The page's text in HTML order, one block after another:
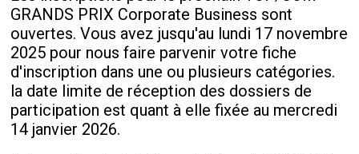
GRANDS PRIX Corporate Business sont
ouvertes. Vous avez jusqu'au lundi 17 novembre
2025 pour nous faire parvenir votre fiche
d'inscription dans une ou plusieurs catégories.
la date limite de réception des dossiers de
participation est quant à elle fixée au mercredi
14 janvier 2026.